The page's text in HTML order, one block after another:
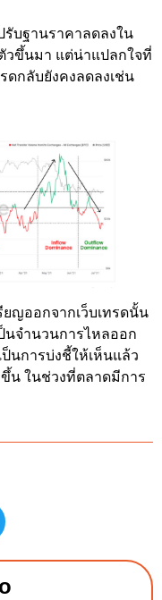
รับฐานราคาลดลงใน
ขึ้นมา แต่น่าแปลกใจที่
ดกลับยังคงลดลงเช่น
ญออกจากเว็บเทรดนั้น
นจำนวนการไหลออก
นการบ่งชี้ให้เห็นแล้ว
น ในช่วงที่ตลาดมีการ